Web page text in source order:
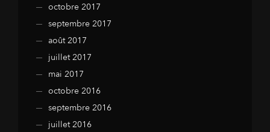
octobre 2017
septembre 2017
août 2017
juillet 2017
mai 2017
octobre 2016
septembre 2016
juillet 2016